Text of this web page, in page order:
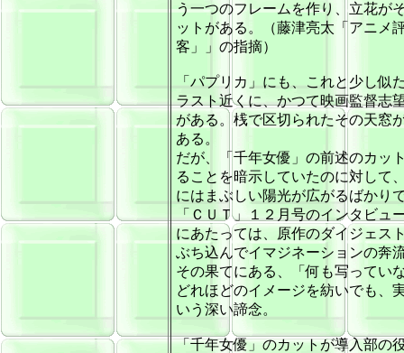
う一つのフレームを作り、立花が
ットがある。（藤津亮太「アニメ
客」」の指摘）
「パプリカ」にも、これと少し似
ラスト近くに、かつて映画監督志
がある。桟で区切られたその天窓
ある。
だが、「千年女優」の前述のカッ
ることを暗示していたのに対して
にはまぶしい陽光が広がるばかり
「ＣＵＴ」１２月号のインタビ
にあたっては、原作のダイジェス
ぶち込んでイマジネーションの奔
その果てにある、「何も写ってい
どれほどのイメージを紡いでも、
いう深い諦念。
「千年女優」のカットが導入部の